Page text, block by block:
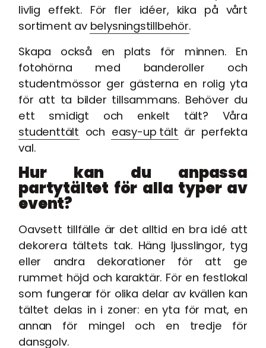
livlig effekt. För fler idéer, kika på vårt
sortiment av belysningstillbehör.
Skapa också en plats för minnen. En
fotohörna med banderoller och
studentmössor ger gästerna en rolig yta
för att ta bilder tillsammans. Behöver du
ett smidigt och enkelt tält? Våra
studenttält och easy-up tält är perfekta
val.
Hur kan du anpassa
partytältet för alla typer av
event?
Oavsett tillfälle är det alltid en bra idé att
dekorera tältets tak. Häng ljusslingor, tyg
eller andra dekorationer för att ge
rummet höjd och karaktär. För en festlokal
som fungerar för olika delar av kvällen kan
tältet delas in i zoner: en yta för mat, en
annan för mingel och en tredje för
dansgolv.